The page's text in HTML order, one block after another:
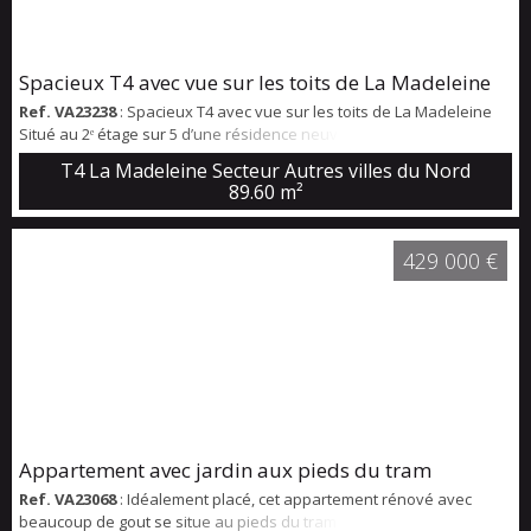
Spacieux T4 avec vue sur les toits de La Madeleine
Ref. VA23238: Spacieux T4 avec vue sur les toits de La Madeleine
Situé au 2ᵉ étage sur 5 d’une résidence neuve, ce superbe
appartement T4 de 90 m² séduit par ses beaux volumes, sa
luminosité et ses vues dégagées sur un parc ainsi que sur les toits
de La Madeleine. Dès l’entrée, vous découvrirez une agréable
pièce de vie baignée de lumière grâce à ses larges ouvertures.
T4 La Madeleine Secteur Autres villes du Nord
89.60 m²
Appartement avec jardin aux pieds du tram
Ref. VA23068: Idéalement placé, cet appartement rénové avec
beaucoup de gout se situe au pieds du tram et des commerces, à 2
429 000 €